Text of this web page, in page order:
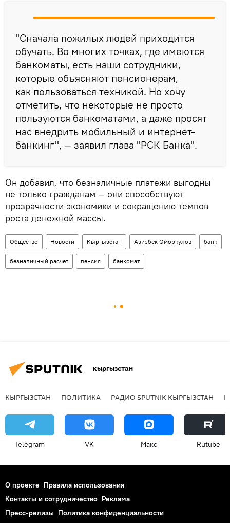
"Сначала пожилых людей приходится
обучать. Во многих точках, где имеются
банкоматы, есть наши сотрудники,
которые объясняют пенсионерам,
как пользоваться техникой. Но хочу
отметить, что некоторые не просто
пользуются банкоматами, а даже просят
нас внедрить мобильный и интернет-
банкинг", — заявил глава "РСК Банка".
Он добавил, что безналичные платежи выгодны
не только гражданам — они способствуют
прозрачности экономики и сокращению темпов
роста денежной массы.
Общество Новости Кыргызстан Азизбек Оморкулов банк
безналичный расчет пенсия банкомат
Кыргызстан
КЫРГЫЗСТАН ПОЛИТИКА РАДИО SPUTNIK КЫРГЫЗСТАН
Telegram VK Макс Rutube
О проекте Правила использования
Контакты и сотрудничество Реклама
Пресс-релизы Политика конфиденциальности